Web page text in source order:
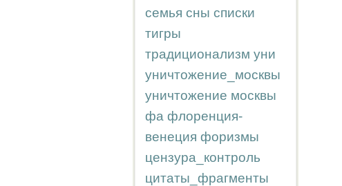
семья сны списки
тигры
традиционализм уни
уничтожение_москвы
уничтожение москвы
фа флоренция-
венеция форизмы
цензура_контроль
цитаты_фрагменты